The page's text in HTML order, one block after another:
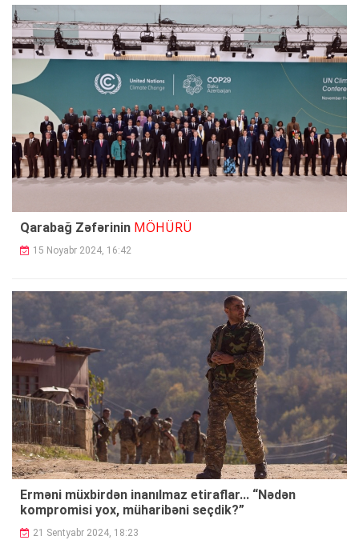
Qarabağ Zəfərinin MÖHÜRÜ
15 Noyabr 2024, 16:42
Erməni müxbirdən inanılmaz etiraflar... “Nədən
kompromisi yox, müharibəni seçdik?”
21 Sentyabr 2024, 18:23